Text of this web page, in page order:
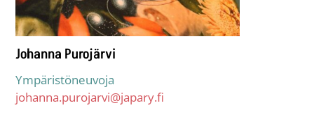
Johanna Purojärvi
Ympäristöneuvoja
johanna.purojarvi@japary.fi